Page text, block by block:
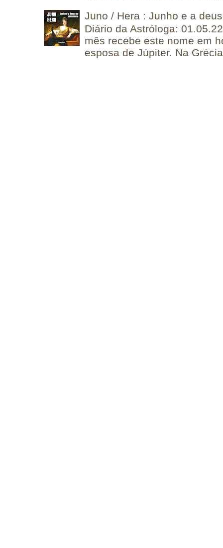
Juno / Hera : Junho e a
Diário da Astróloga:
mês recebe este nome em
esposa de Júpiter. Na